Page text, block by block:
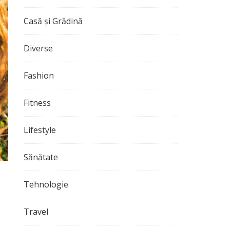
Casă și Grădină
Diverse
Fashion
Fitness
Lifestyle
Sănătate
Tehnologie
Travel